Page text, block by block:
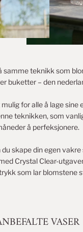
samme teknikk som
buketter – den
for alle å lage sine
teknikken, som
å perfeksjonere.
skape din egen
Crystal Clear-
som lar blomstene
VASER